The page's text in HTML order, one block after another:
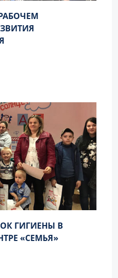
ГИГИЕНЫ В
«СЕМЬЯ»